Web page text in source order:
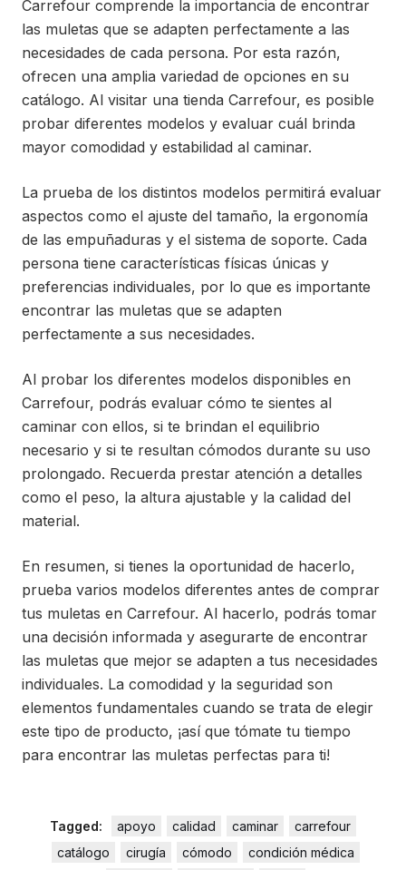
Carrefour comprende la importancia de encontrar
las muletas que se adapten perfectamente a las
necesidades de cada persona. Por esta razón,
ofrecen una amplia variedad de opciones en su
catálogo. Al visitar una tienda Carrefour, es posible
probar diferentes modelos y evaluar cuál brinda
mayor comodidad y estabilidad al caminar.
La prueba de los distintos modelos permitirá evaluar
aspectos como el ajuste del tamaño, la ergonomía
de las empuñaduras y el sistema de soporte. Cada
persona tiene características físicas únicas y
preferencias individuales, por lo que es importante
encontrar las muletas que se adapten
perfectamente a sus necesidades.
Al probar los diferentes modelos disponibles en
Carrefour, podrás evaluar cómo te sientes al
caminar con ellos, si te brindan el equilibrio
necesario y si te resultan cómodos durante su uso
prolongado. Recuerda prestar atención a detalles
como el peso, la altura ajustable y la calidad del
material.
En resumen, si tienes la oportunidad de hacerlo,
prueba varios modelos diferentes antes de comprar
tus muletas en Carrefour. Al hacerlo, podrás tomar
una decisión informada y asegurarte de encontrar
las muletas que mejor se adapten a tus necesidades
individuales. La comodidad y la seguridad son
elementos fundamentales cuando se trata de elegir
este tipo de producto, ¡así que tómate tu tiempo
para encontrar las muletas perfectas para ti!
Tagged: apoyo calidad caminar
carrefour
catálogo
cirugía cómodo
condición médica